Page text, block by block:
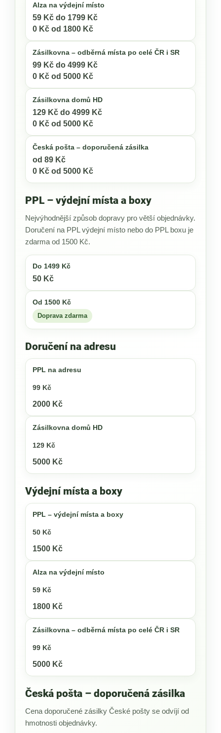
Alza na výdejní místo
59 Kč do 1799 Kč
0 Kč od 1800 Kč
Zásilkovna – odběrná místa po celé ČR i SR
99 Kč do 4999 Kč
0 Kč od 5000 Kč
Zásilkovna domů HD
129 Kč do 4999 Kč
0 Kč od 5000 Kč
Česká pošta – doporučená zásilka
od 89 Kč
0 Kč od 5000 Kč
PPL – výdejní místa a boxy
Nejvýhodnější způsob dopravy pro větší objednávky.
Doručení na PPL výdejní místo nebo do PPL boxu je
zdarma od 1500 Kč.
Do 1499 Kč
50 Kč
Od 1500 Kč
Doprava zdarma
Doručení na adresu
PPL na adresu
99 Kč
2000 Kč
Zásilkovna domů HD
129 Kč
5000 Kč
Výdejní místa a boxy
PPL – výdejní místa a boxy
50 Kč
1500 Kč
Alza na výdejní místo
59 Kč
1800 Kč
Zásilkovna – odběrná místa po celé ČR i SR
99 Kč
5000 Kč
Česká pošta – doporučená zásilka
Cena doporučené zásilky České pošty se odvíjí od
hmotnosti objednávky.